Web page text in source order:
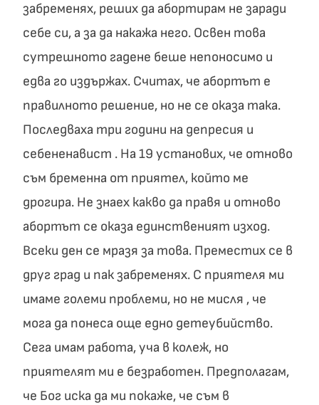
забременях, реших да абортирам не заради
себе си, а за да накажа него. Освен това
сутрешното гадене беше непоносимо и
едва го издържах. Считах, че абортът е
правилното решение, но не се оказа така.
Последваха три години на депресия и
себененавист . На 19 установих, че отново
съм бременна от приятел, който ме
дрогира. Не знаех какво да правя и отново
абортът се оказа единственият изход.
Всеки ден се мразя за това. Преместих се в
друг град и пак забременях. С приятеля ми
имаме големи проблеми, но не мисля , че
мога да понеса още едно детеубийство.
Сега имам работа, уча в колеж, но
приятелят ми е безработен. Предполагам,
че Бог иска да ми покаже, че съм в